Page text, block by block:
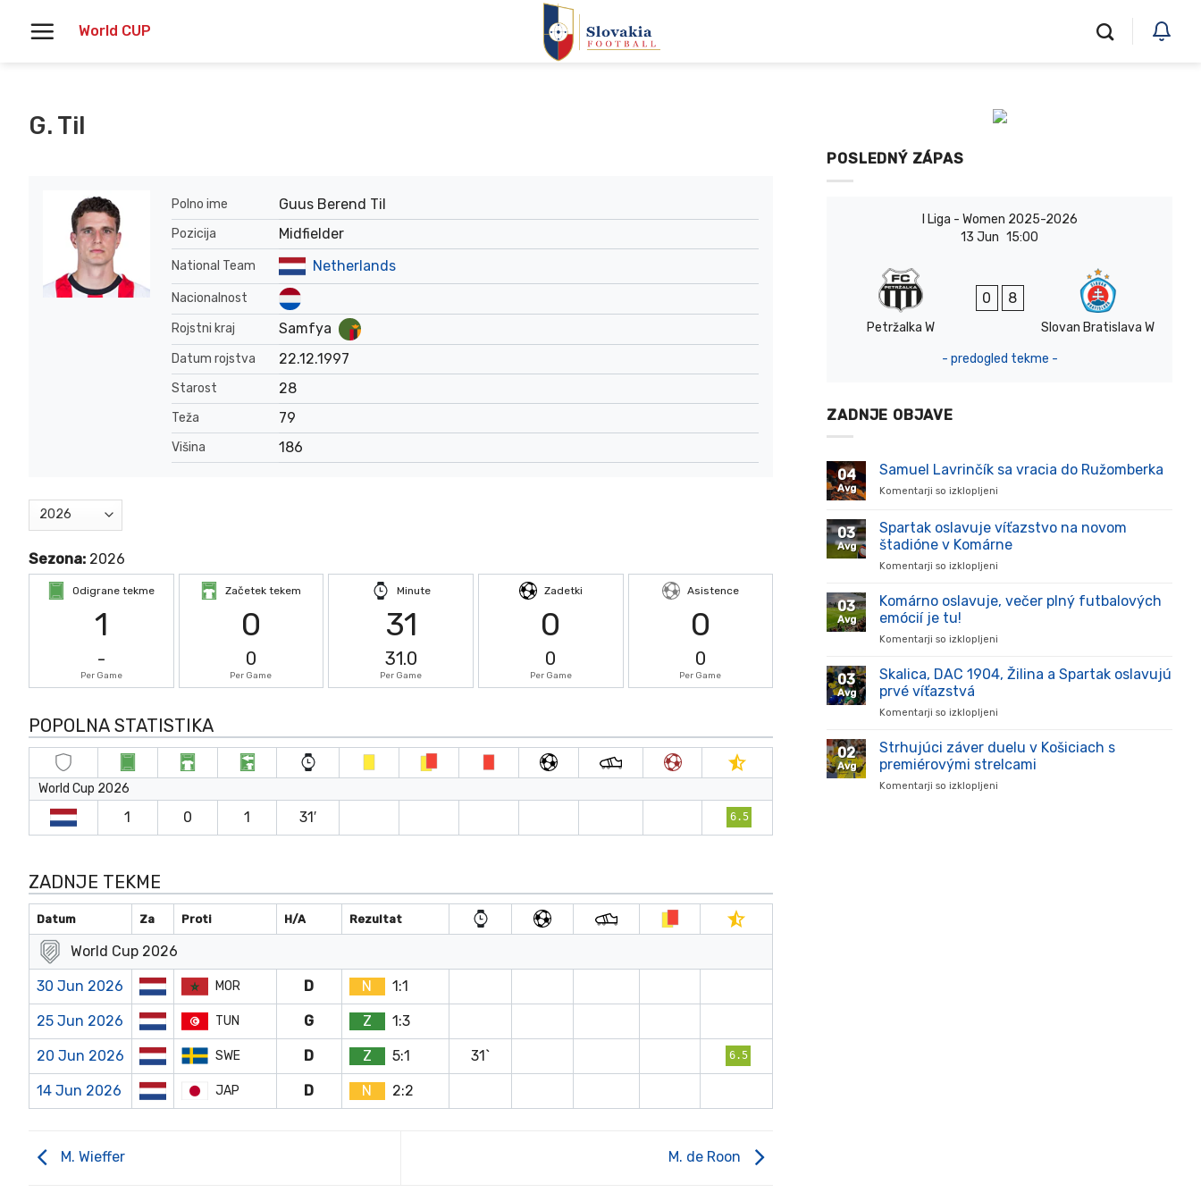
World CUP
G. Til
Polno ime Guus Berend Til
Pozicija Midfielder
National Team Netherlands
Nacionalnost
Rojstni kraj
Samfya
Datum rojstva 22.12.1997
Starost 28
Teža 79
Višina 186
Sezona: 2026
Odigrane tekme
1
-
Per Game
Začetek tekem
0
0
Per Game
Minute
31
31.0
Per Game
Zadetki
0
0
Per Game
Asistence
0
0
Per Game
POPOLNA STATISTIKA
World Cup 2026
1 0 1 31′ 6.5
ZADNJE TEKME
Datum Za Proti H/A Rezultat
World Cup 2026
30 Jun 2026 MOR D N 1:1
25 Jun 2026 TUN G Z 1:3
20 Jun 2026 SWE D Z 5:1 31` 6.5
14 Jun 2026 JAP D N 2:2
M. Wieffer M. de Roon
POSLEDNÝ ZÁPAS
I Liga - Women 2025-2026
13 Jun 15:00
Petržalka W
0 8
Slovan Bratislava W
- predogled tekme -
ZADNJE OBJAVE
04
Avg
Samuel Lavrinčík sa vracia do Ružomberka
Komentarji so izklopljeni
Lavrinčík
vracia
03
Avg
Spartak oslavuje víťazstvo na novom
štadióne v Komárne
Komentarji so izklopljeni
oslavuje
v
03
Avg
Komárno oslavuje, večer plný futbalových
emócií je tu!
Komentarji so izklopljeni
oslavuje,
je
tu!
03
Avg
Skalica, DAC 1904, Žilina a Spartak oslavujú
prvé víťazstvá
Komentarji so izklopljeni
DAC
1904,
02
Avg
Strhujúci záver duelu v Košiciach s
premiérovými strelcami
Komentarji so izklopljeni